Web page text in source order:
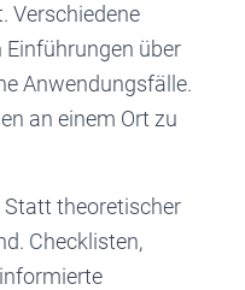
Verschiedene
über
Anwendungsfälle.
an einem Ort zu
Statt theoretischer
Checklisten,